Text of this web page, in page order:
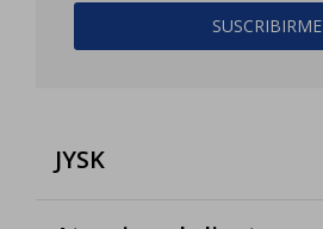
SUSCRIBIRME
JYSK